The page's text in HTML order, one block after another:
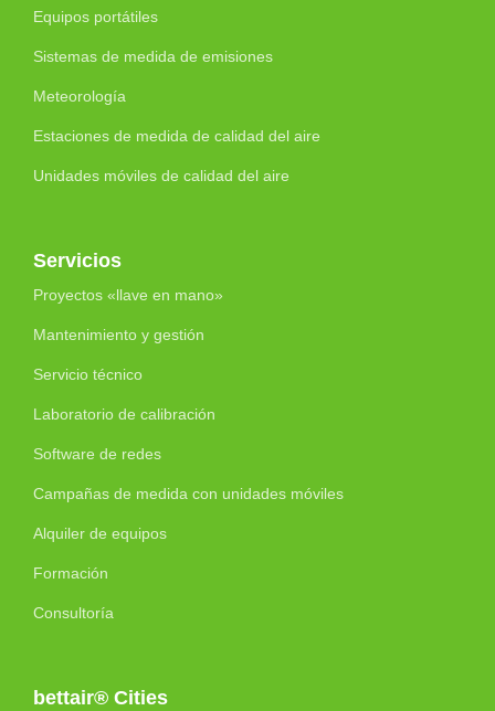
Equipos portátiles
Sistemas de medida de emisiones
Meteorología
Estaciones de medida de calidad del aire
Unidades móviles de calidad del aire
Servicios
Proyectos «llave en mano»
Mantenimiento y gestión
Servicio técnico
Laboratorio de calibración
Software de redes
Campañas de medida con unidades móviles
Alquiler de equipos
Formación
Consultoría
bettair® Cities